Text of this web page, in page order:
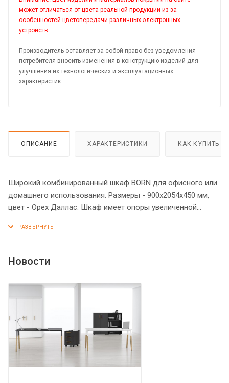
может отличаться от цвета реальной продукции из-за
особенностей цветопередачи различных электронных
устройств.
Производитель оставляет за собой право без уведомления
потребителя вносить изменения в конструкцию изделий для
улучшения их технологических и эксплуатационных
характеристик.
ОПИСАНИЕ ХАРАКТЕРИСТИКИ КАК КУПИТЬ
Широкий комбинированный шкаф BORN для офисного или
домашнего использования. Размеры - 900х2054х450 мм,
цвет - Орех Даллас. Шкаф имеет опоры увеличенной
полками, две нижние закрыты дверцами из ЛДСП под
На всех дверцах установлены стильные металлические
шкафу устойчивость на неровном полу.
Новости